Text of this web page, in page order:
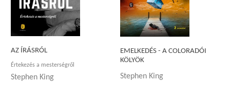
AZ ÍRÁSRÓL
Értekezés a mesterségről
Stephen King
EMELKEDÉS - A COLORADÓI
KÖLYÖK
Stephen King